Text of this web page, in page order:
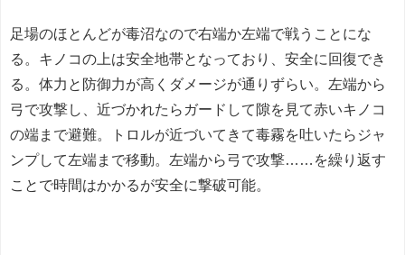
足場のほとんどが毒沼なので右端か左端で戦うことにな
る。キノコの上は安全地帯となっており、安全に回復でき
る。体力と防御力が高くダメージが通りずらい。左端から
弓で攻撃し、近づかれたらガードして隙を見て赤いキノコ
の端まで避難。トロルが近づいてきて毒霧を吐いたらジャ
ンプして左端まで移動。左端から弓で攻撃……を繰り返す
ことで時間はかかるが安全に撃破可能。